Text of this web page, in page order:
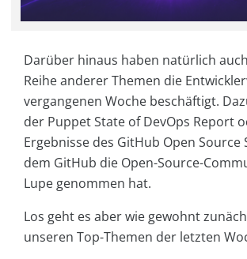
Darüber hinaus haben natürlich
Reihe anderer Themen die
vergangenen Woche beschäftigt.
der Puppet State of DevOps Report
Ergebnisse des GitHub Open Source
dem GitHub die Open-Source-
Lupe genommen hat.
Los geht es aber wie gewohnt
unseren Top-Themen der letzten